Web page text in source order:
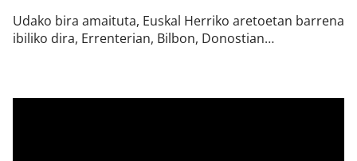
Udako bira amaituta, Euskal Herriko aretoetan barrena
ibiliko dira, Errenterian, Bilbon, Donostian…